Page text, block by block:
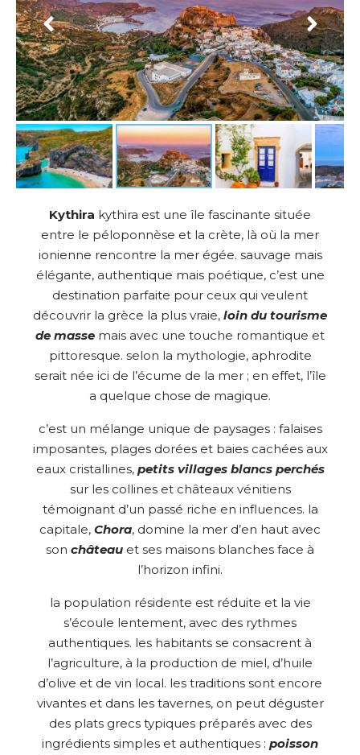
Kythira kythira est une île fascinante située
entre le péloponnèse et la crète, là où la mer
ionienne rencontre la mer égée. sauvage mais
élégante, authentique mais poétique, c’est une
destination parfaite pour ceux qui veulent
découvrir la grèce la plus vraie, loin du tourisme
de masse mais avec une touche romantique et
pittoresque. selon la mythologie, aphrodite
serait née ici de l’écume de la mer ; en effet, l’île
a quelque chose de magique.
c’est un mélange unique de paysages : falaises
imposantes, plages dorées et baies cachées aux
eaux cristallines, petits villages blancs perchés
sur les collines et châteaux vénitiens
témoignant d’un passé riche en influences. la
capitale, Chora, domine la mer d’en haut avec
son château et ses maisons blanches face à
l’horizon infini.
la population résidente est réduite et la vie
s’écoule lentement, avec des rythmes
authentiques. les habitants se consacrent à
l’agriculture, à la production de miel, d’huile
d’olive et de vin local. les traditions sont encore
vivantes et dans les tavernes, on peut déguster
des plats grecs typiques préparés avec des
ingrédients simples et authentiques : poisson